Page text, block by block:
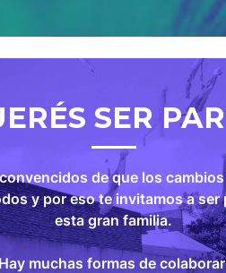
SER
de que los
y por eso te invitamos a ser
esta gran familia.
Hay muchas formas de